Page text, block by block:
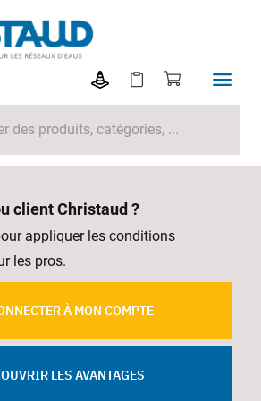
client Christaud ?
appliquer les conditions
les pros.
À MON COMPTE
LES AVANTAGES